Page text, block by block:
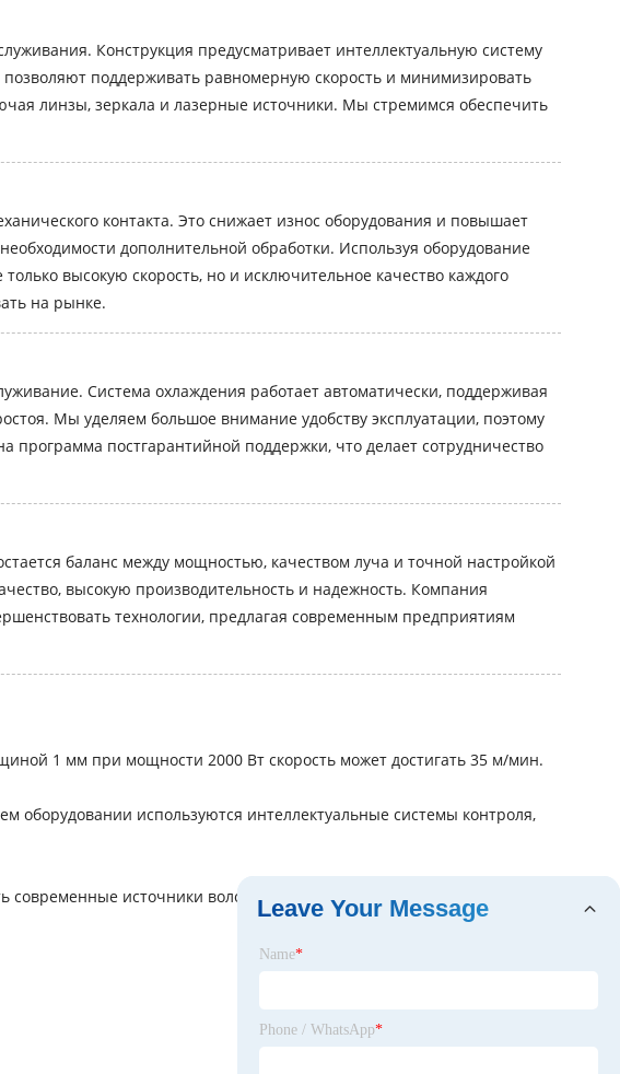
Конструкция предусматривает интеллектуальную систему
поддерживать равномерную скорость и минимизировать
линзы, зеркала и лазерные источники. Мы стремимся обеспечить
контакта. Это снижает износ оборудования и повышает
дополнительной обработки. Используя оборудование
высокую скорость, но и исключительное качество каждого
на рынке.
Система охлаждения работает автоматически, поддерживая
Мы уделяем большое внимание удобству эксплуатации, поэтому
постгарантийной поддержки, что делает сотрудничество
баланс между мощностью, качеством луча и точной настройкой
высокую производительность и надежность. Компания
технологии, предлагая современным предприятиям
1 мм при мощности 2000 Вт скорость может достигать 35 м/мин.
оборудовании используются интеллектуальные системы контроля,
источники волоконного типа и регулярно проводить
Leave Your Message
Name*
Phone / WhatsApp*